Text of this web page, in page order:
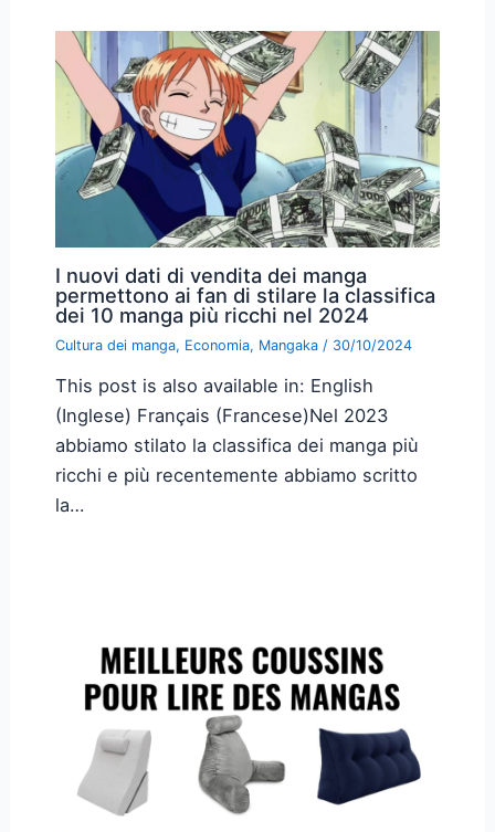
I nuovi dati di vendita dei manga
permettono ai fan di stilare la classifica
dei 10 manga più ricchi nel 2024
Cultura dei manga, Economia, Mangaka/ 30/10/2024
This post is also available in: English
(Inglese) Français (Francese)Nel 2023
abbiamo stilato la classifica dei manga più
ricchi e più recentemente abbiamo scritto
la…